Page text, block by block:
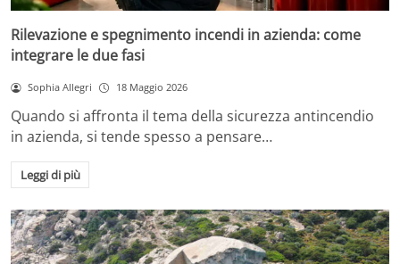
Rilevazione e spegnimento incendi in azienda: come
integrare le due fasi
Sophia Allegri 18 Maggio 2026
Quando si affronta il tema della sicurezza antincendio
in azienda, si tende spesso a pensare…
Leggi di più